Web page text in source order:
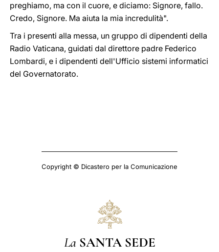
preghiamo, ma con il cuore, e diciamo: Signore, fallo.
Credo, Signore. Ma aiuta la mia incredulità".
Tra i presenti alla messa, un gruppo di dipendenti della
Radio Vaticana, guidati dal direttore padre Federico
Lombardi, e i dipendenti dell'Ufficio sistemi informatici
del Governatorato.
Copyright © Dicastero per la Comunicazione
La SANTA SEDE